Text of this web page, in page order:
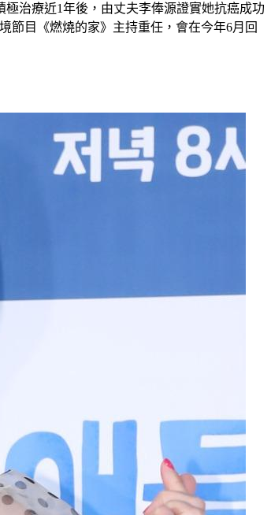
治療近1年後，由丈夫李俸源證實她抗癌成功
節目《燃燒的家》主持重任，會在今年6月回